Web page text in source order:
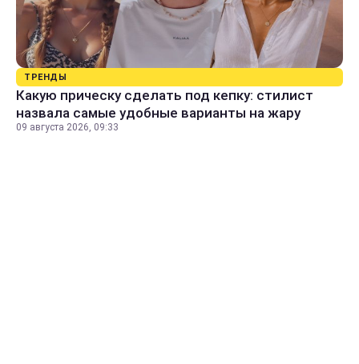
ТРЕНДЫ
Какую прическу сделать под кепку: стилист
назвала самые удобные варианты на жару
09 августа 2026, 09:33